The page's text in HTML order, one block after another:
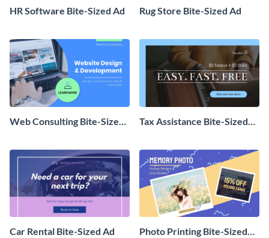
HR Software Bite-Sized Ad Rug Store Bite-Sized Ad
Web Consulting Bite-Sized
Tax Assistance Bite-Sized
Car Rental Bite-Sized Ad
Photo Printing Bite-Sized